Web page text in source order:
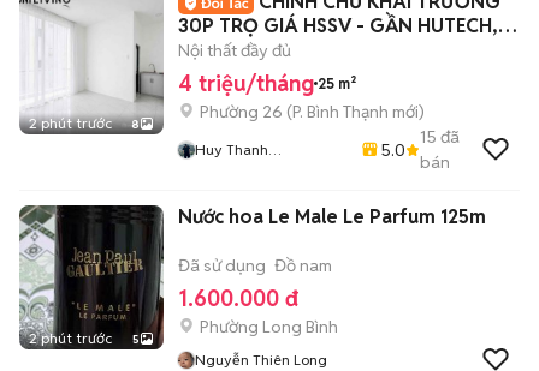
2 phút trước 8
30P TRỌ GIÁ HSSV - GẦN HUTECH,
NGOẠI THƯƠNG, UEF
Nội thất đầy đủ
4 triệu/tháng 25 m²
Phường 26 (P. Bình Thạnh mới)
Huy Thanh
Vụ, Phòng Trọ TP.HCM
5.0
15 đã
bán
2 phút trước 5
Nước hoa Le Male Le Parfum 125m
Đã sử dụng Đồ nam
1.600.000 đ
Phường Long Bình
Nguyễn Thiên Long